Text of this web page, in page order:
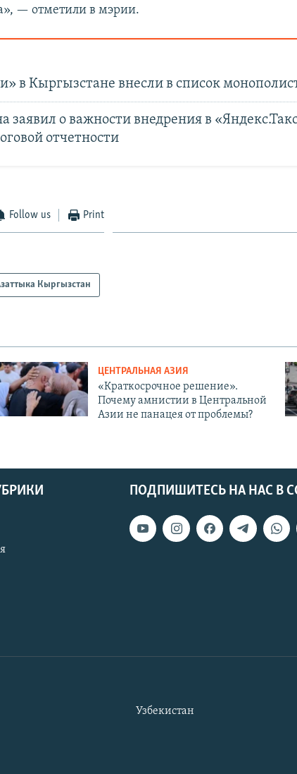
— отметили в мэрии.
в Кыргызстане внесли в список
заявил о важности внедрения в
отчетности
Follow us Print
Кыргызстан
ЦЕНТРАЛЬНАЯ АЗИЯ
«Краткосрочное решение».
Почему амнистии в Центральной
Азии не панацея от проблемы?
ПОДПИШИТЕСЬ НА НАС В
Узбекистан